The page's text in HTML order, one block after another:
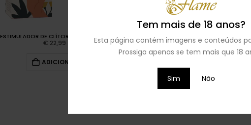
Tem mais de 18 anos?
Esta página contém imagens e conteúdos
Prossiga apenas se tem mais que 18
Sim Não
ESTIMULADOR DE CLÍTORIS CICI BEAUTY
€ 22,99
ADICIONAR
OVO VIBRATÓRIO CICI BEAUTY (COM
CONTROLO REMOTO)
€44,99
ADICIONAR